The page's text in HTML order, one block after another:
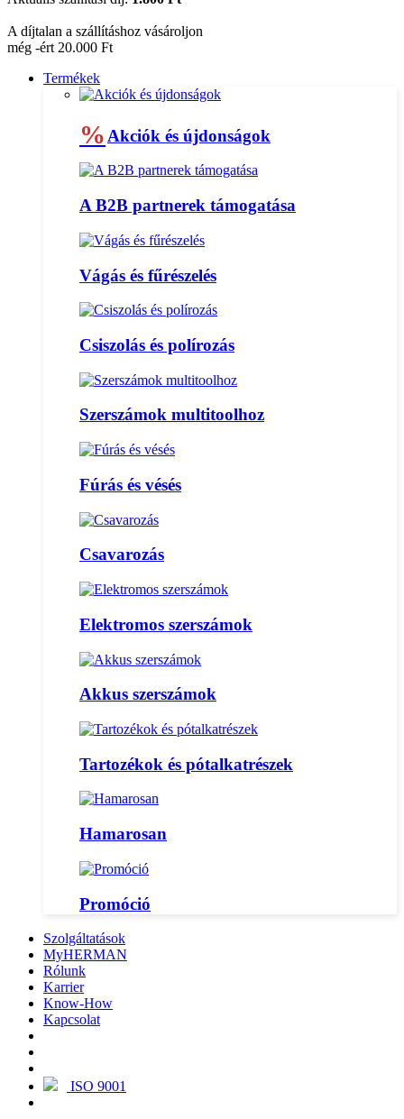
A díjtalan a szállításhoz vásároljon
még -ért 20.000 Ft
Termékek
% Akciók és újdonságok
A B2B partnerek támogatása
Vágás és fűrészelés
Csiszolás és polírozás
Szerszámok multitoolhoz
Fúrás és vésés
Csavarozás
Elektromos szerszámok
Akkus szerszámok
Tartozékok és pótalkatrészek
Hamarosan
Promóció
Szolgáltatások
MyHERMAN
Rólunk
Karrier
Know-How
Kapcsolat
ISO 9001